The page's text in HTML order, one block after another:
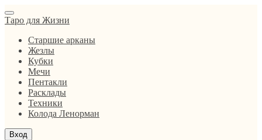
Таро для Жизни
Старшие арканы
Жезлы
Кубки
Мечи
Пентакли
Расклады
Техники
Колода Ленорман
Вход